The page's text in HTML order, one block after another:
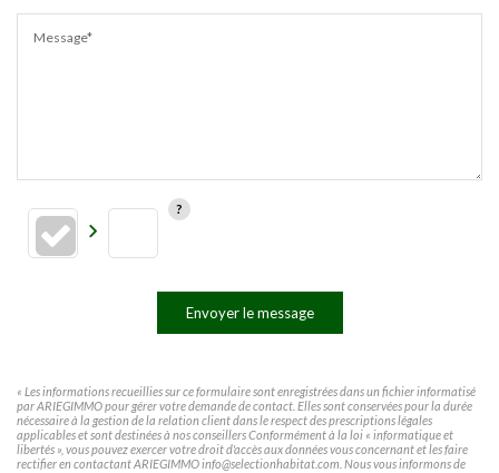
Message*
Envoyer le message
« Les informations recueillies sur ce formulaire sont enregistrées dans un fichier informatisé
par ARIEGIMMO pour gérer votre demande de contact. Elles sont conservées pour la durée
nécessaire à la gestion de la relation client dans le respect des prescriptions légales
applicables et sont destinées à nos conseillers Conformément à la loi « informatique et
libertés », vous pouvez exercer votre droit d'accès aux données vous concernant et les faire
rectifier en contactant ARIEGIMMO info@selectionhabitat.com. Nous vous informons de